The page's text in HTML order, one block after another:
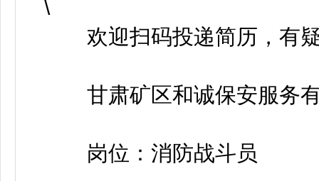
欢迎扫码投递简历，有疑
甘肃矿区和诚保安服务
岗位：消防战斗员